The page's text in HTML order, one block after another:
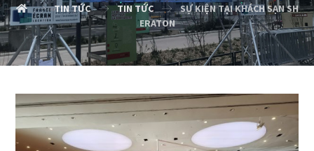
TIN TỨC TIN TỨC
SỰ KIỆN TẠI KHÁCH SẠN SH
ERATON